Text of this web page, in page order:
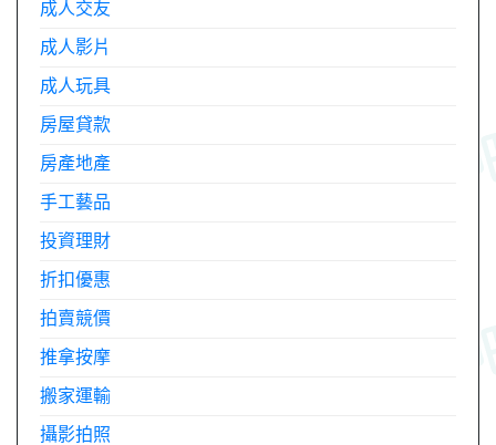
成人交友
成人影片
成人玩具
房屋貸款
房產地產
手工藝品
投資理財
折扣優惠
拍賣競價
推拿按摩
搬家運輸
攝影拍照